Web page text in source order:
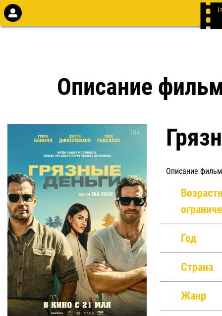
Описание
Описание
Год
Страна
Жанр